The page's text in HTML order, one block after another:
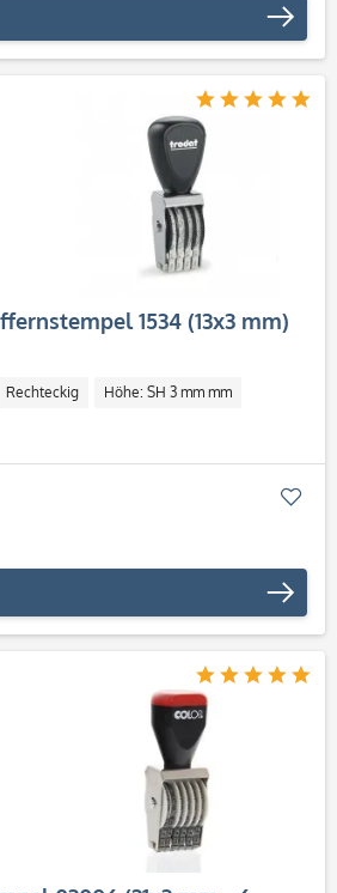
1534 (13x3 mm)
Rechteckig Höhe: SH 3 mm mm